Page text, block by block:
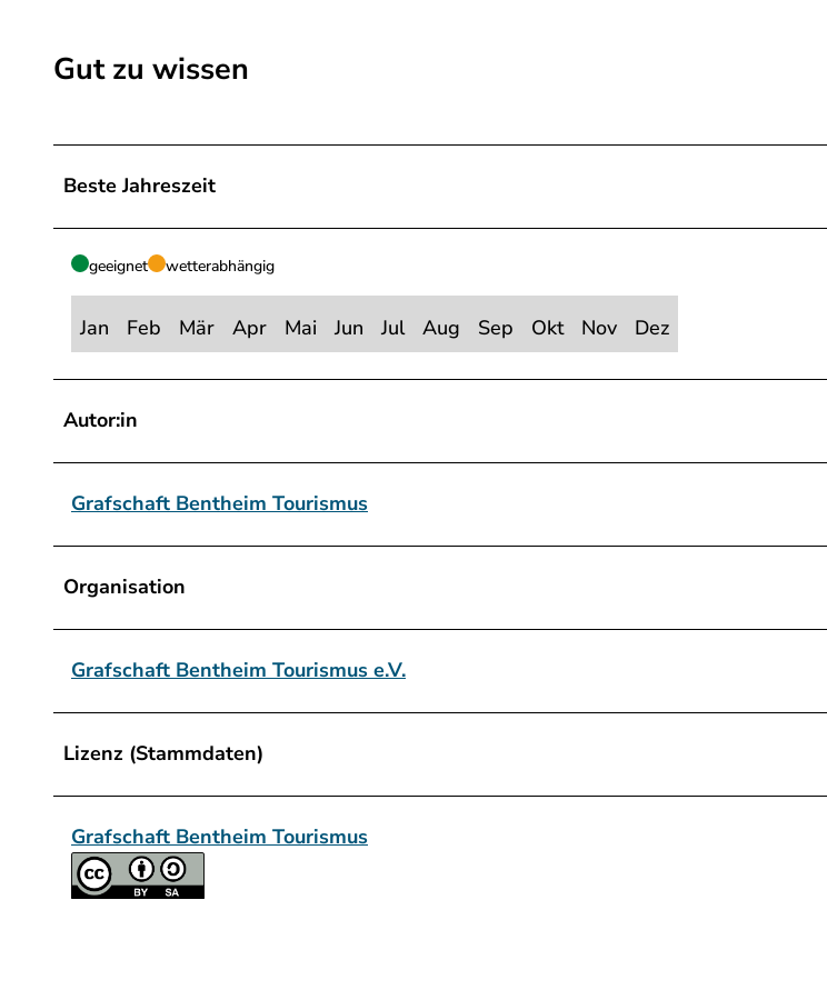
Gut zu wissen
Beste Jahreszeit
geeignet wetterabhängig
Jan Feb Mär Apr Mai Jun Jul Aug Sep Okt Nov Dez
Autor:in
Grafschaft Bentheim Tourismus
Organisation
Grafschaft Bentheim Tourismus e.V.
Lizenz (Stammdaten)
Grafschaft Bentheim Tourismus